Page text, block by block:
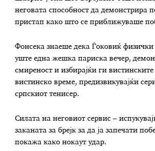
неговата способност да демонстрира
пристап како што се приближуваше
Фонсека знаеше дека Ѓоковиќ физички
уште една жешка париска вечер,
смиреност и избирајќи ги
вистинско време, предизвикувајќи
српскиот тенисер.
Силата на неговиот сервис –
заканата за брејк за да ја запечати
покажа како нокаут удар.